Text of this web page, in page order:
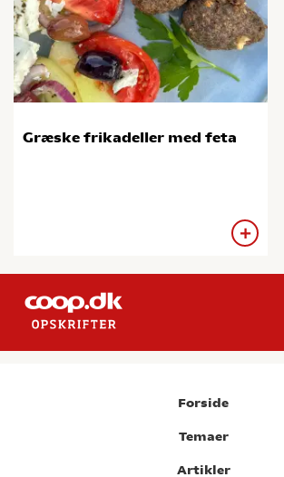
Græske frikadeller med feta
Forside
Temaer
Artikler